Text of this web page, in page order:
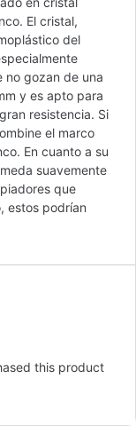
El cristal,
del
no gozan de una
y es apto para
resistencia. Si
el marco
En cuanto a su
suavemente
que
estos podrían
this product